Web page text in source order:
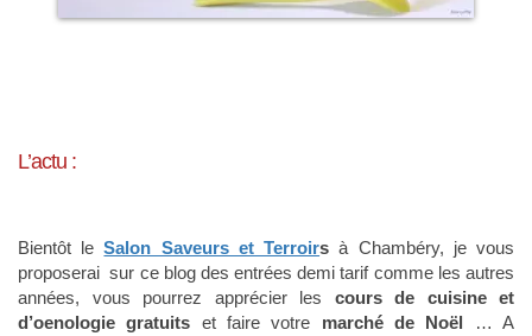
L’actu :
Bientôt leSalon Saveurs et Terroirs à Chambéry, je vous
proposerai sur ce blog des entrées demi tarif comme les autres
années, vous pourrez apprécier les cours de cuisine et
d’oenologie gratuits et faire votre marché de Noël … A